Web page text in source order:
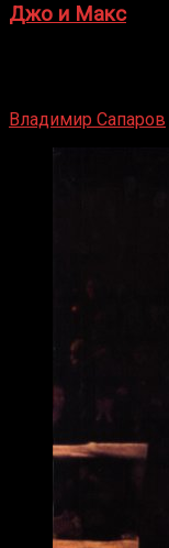
Джо и Макс
Владимир Сапаров